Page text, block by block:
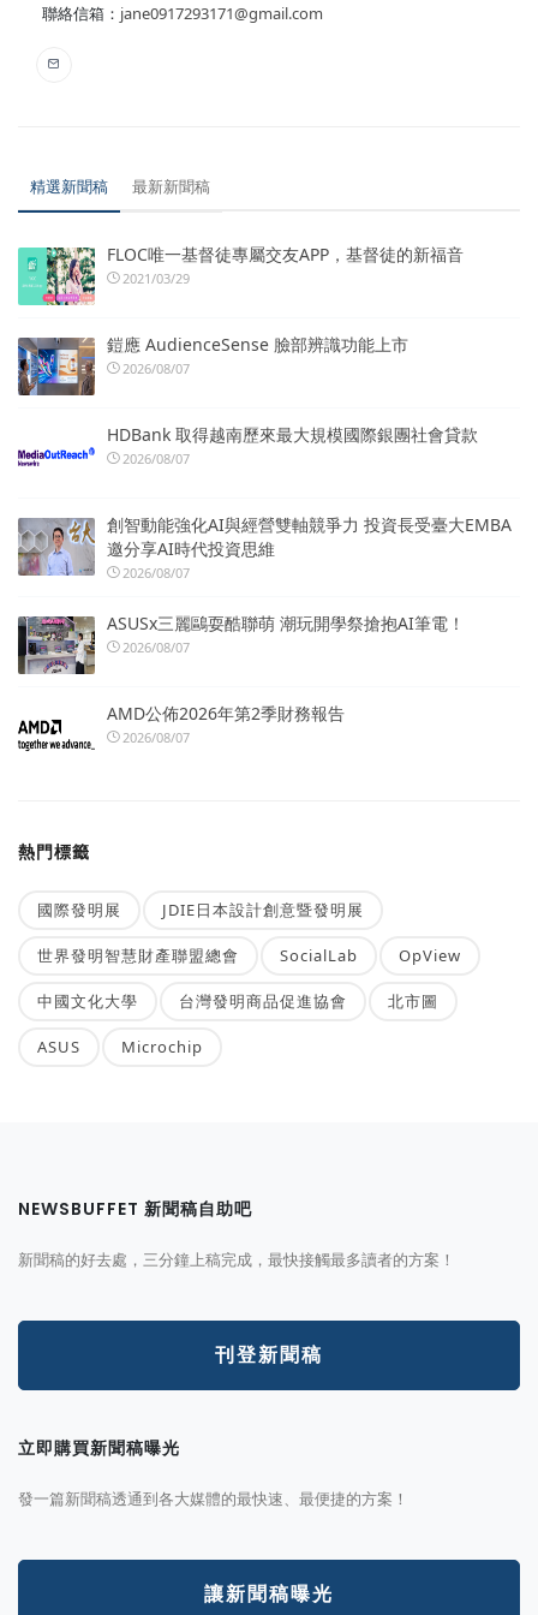
聯絡信箱： jane0917293171@gmail.com
精選新聞稿 最新新聞稿
FLOC唯一基督徒專屬交友APP，基督徒的新福音
2021/03/29
鎧應 AudienceSense 臉部辨識功能上市
2026/08/07
HDBank 取得越南歷來最大規模國際銀團社會貸款
2026/08/07
創智動能強化AI與經營雙軸競爭力 投資長受臺大EMBA
邀分享AI時代投資思維
2026/08/07
ASUSx三麗鷗耍酷聯萌 潮玩開學祭搶抱AI筆電！
2026/08/07
AMD公佈2026年第2季財務報告
2026/08/07
熱門標籤
國際發明展 JDIE日本設計創意暨發明展
世界發明智慧財產聯盟總會 SocialLab OpView
中國文化大學 台灣發明商品促進協會 北市圖
ASUS Microchip
NEWSBUFFET 新聞稿自助吧
新聞稿的好去處，三分鐘上稿完成，最快接觸最多讀者的方案！
刊登新聞稿
立即購買新聞稿曝光
發一篇新聞稿透通到各大媒體的最快速、最便捷的方案！
讓新聞稿曝光